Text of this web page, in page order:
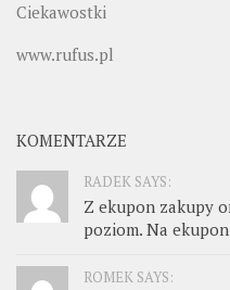
Ciekawostki
www.rufus.pl
KOMENTARZE
RADEK SAYS:
Z ekupon zakupy
poziom. Na
ROMEK SAYS: